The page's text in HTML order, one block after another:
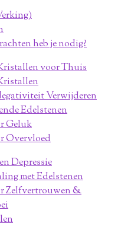
heb je nodig?
voor Thuis
Verwijderen
Edelstenen
Geluk
Overvloed
Depressie
met Edelstenen
Zelfvertrouwen &